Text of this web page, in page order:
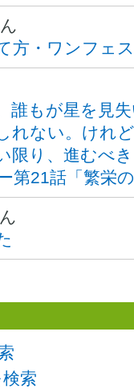
方・ワンフェ
誰もが星を見
れない。けれ
限り、進むべ
第21話「繁栄
索